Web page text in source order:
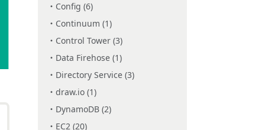
Config (6)
Continuum (1)
Control Tower (3)
Data Firehose (1)
Directory Service (3)
draw.io (1)
DynamoDB (2)
EC2 (20)